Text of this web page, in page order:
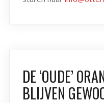
DE ‘OUDE’
BLIJVEN